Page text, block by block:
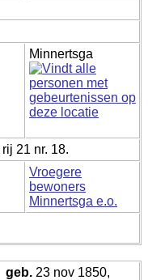
Minnertsga
21 nr. 18.
Vroegere
bewoners
Minnertsga e.o.
geb. 23 nov 1850,